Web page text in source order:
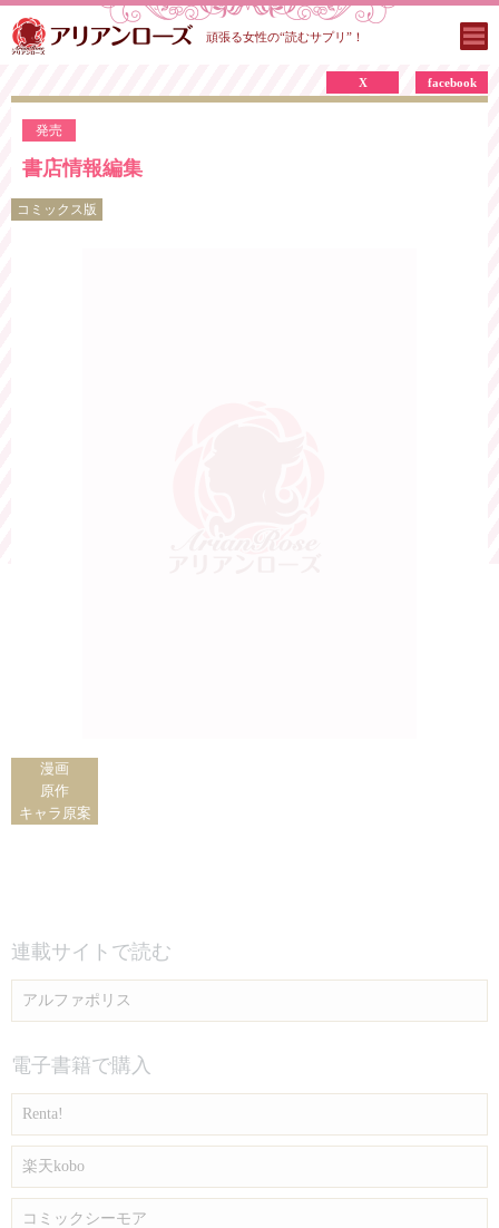
頑張る女性の“読むサプリ”！
発売
X facebook
書店情報編集
コミックス版
漫画
原作
キャラ原案
連載サイトで読む
アルファポリス
電子書籍で購入
Renta!
楽天kobo
コミックシーモア